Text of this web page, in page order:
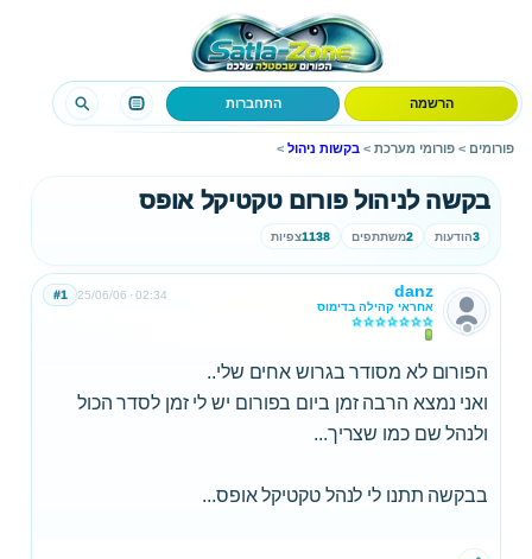
הרשמה התחברות
פורומים > פורומי מערכת > בקשות ניהול >
בקשה לניהול פורום טקטיקל אופס
3הודעות 2משתתפים 1138צפיות
danz
אחראי קהילה בדימוס
25/06/06 02:34
#1
הפורום לא מסודר בגרוש אחים שלי..
ואני נמצא הרבה זמן ביום בפורום יש לי זמן לסדר הכול
ולנהל שם כמו שצריך...
בבקשה תתנו לי לנהל טקטיקל אופס...